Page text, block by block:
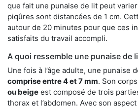
que fait une punaise de lit peut
piqûres sont distancées de 1 cm.
autour de 20 minutes pour que ces
satisfaits du travail accompli.
A quoi ressemble une punaise de
Une fois à l’âge adulte, une punaise
comprise entre 4 et 7 mm. Son
ou beige est composé de trois
thorax et l’abdomen. Avec son